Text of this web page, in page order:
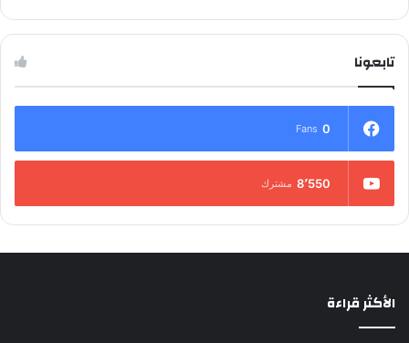
تابعونا
0
Fans
8٬550 مشترك
الأكثر قراءة